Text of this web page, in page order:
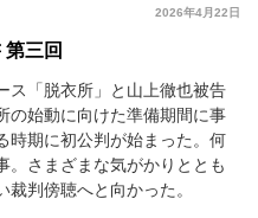
2026年6月8日
笹本晃 ラボラトリー
「笹本晃 ラボラトリー」。
スの関係を探求してきた笹本
岡陸とダンス研究／編集者の
「生活」（ライフ）と「実験
していく。笹本の同名個展
2026年4月22日
三回
ス「脱衣所」と山上徹也被告
の始動に向けた準備期間に事
時期に初公判が始まった。何
。さまざまな気がかりととも
判傍聴へと向かった。
2025年12月23日
二回
りに、西洋における安楽死制
中島りか。海外のレジデンス
とめ、作品化すると同時
て、スマホ越しに届くパレス
ーチや制作の継続を悩みな